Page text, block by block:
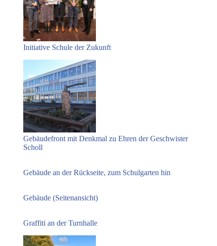
Initiative Schule der Zukunft
Gebäudefront mit Denkmal zu Ehren der Geschwister
Scholl
Gebäude an der Rückseite, zum Schulgarten hin
Gebäude (Seitenansicht)
Graffiti an der Turnhalle